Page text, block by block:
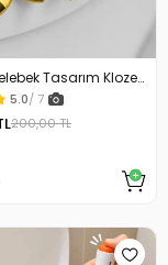
Tasarım Klozet
Aparatı Gold Renk
5.0/ 7
200,00 TL